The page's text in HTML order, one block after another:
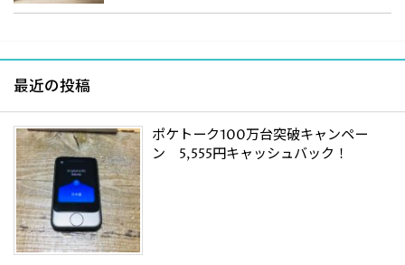
最近の投稿
ポケトーク100万台突破キャンペー
ン 5,555円キャッシュバック！